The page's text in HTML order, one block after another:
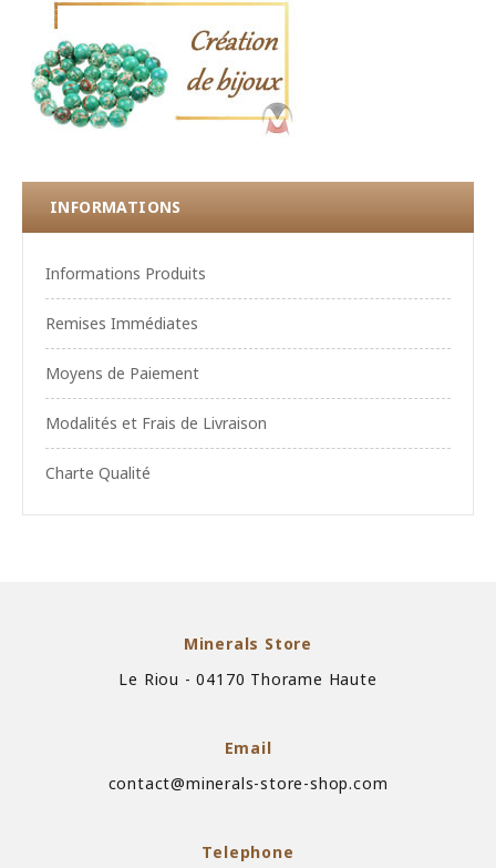
INFORMATIONS
Informations Produits
Remises Immédiates
Moyens de Paiement
Modalités et Frais de Livraison
Charte Qualité
Minerals Store
Le Riou - 04170 Thorame Haute
Email
contact@minerals-store-shop.com
Telephone